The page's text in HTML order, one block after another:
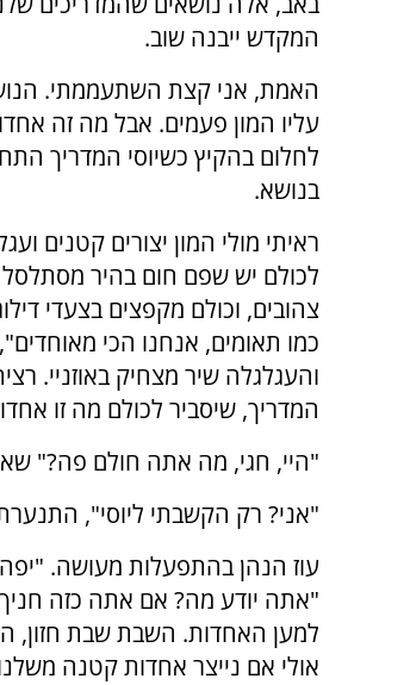
המקדש ייבנה שוב.
האמת, אני קצת השתעממתי.
עליו המון פעמים. אבל מה זה
לחלום בהקיץ כשיוסי המדריך
בנושא.
ראיתי מולי המון יצורים קטנים
לכולם יש שפם חום בהיר
צהובים, וכולם מקפצים בצעדי
כמו תאומים, אנחנו הכי
והעגלגלה שיר מצחיק באוזניי.
המדריך, שיסביר לכולם מה זו
"היי, חגי, מה אתה חולם פה?"
"אני? רק הקשבתי ליוסי",
עוז הנהן בהתפעלות מעושה.
"אתה יודע מה? אם אתה כזה
למען האחדות. השבת שבת חזון,
אולי אם נייצר אחדות קטנה